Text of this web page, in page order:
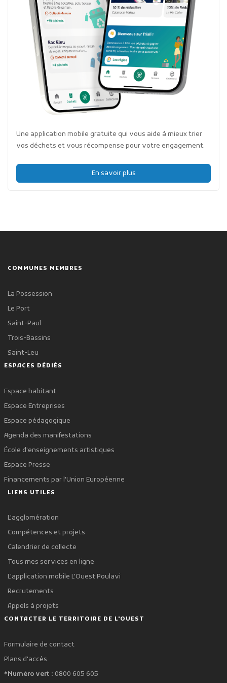
Une application mobile gratuite qui vous aide à mieux trier
vos déchets et vous récompense pour votre engagement.
En savoir plus
COMMUNES MEMBRES
La Possession
Le Port
Saint-Paul
Trois-Bassins
Saint-Leu
ESPACES DÉDIÉS
Espace habitant
Espace Entreprises
Espace pédagogique
Agenda des manifestations
École d'enseignements artistiques
Espace Presse
Financements par l'Union Européenne
LIENS UTILES
L'agglomération
Compétences et projets
Calendrier de collecte
Tous mes services en ligne
L'application mobile L'Ouest Poulavi
Recrutements
Appels à projets
CONTACTER LE TERRITOIRE DE L'OUEST
Formulaire de contact
Plans d'accès
*Numéro vert : 0800 605 605